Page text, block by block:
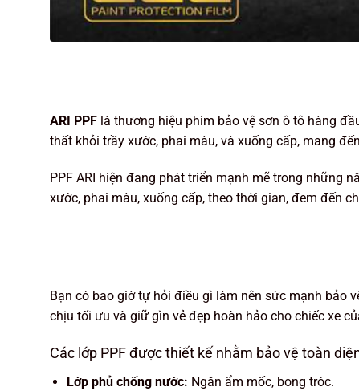
ARI PPF là thương hiệu phim bảo vệ sơn ô tô hàng
thất khỏi trầy xước, phai màu, và xuống cấp, mang
PPF ARI hiện đang phát triển mạnh mẽ trong những
xước, phai màu, xuống cấp, theo thời gian, đem đến
Bạn có bao giờ tự hỏi điều gì làm nên sức mạnh bảo
chịu tối ưu và giữ gìn vẻ đẹp hoàn hảo cho chiếc xe
Các lớp PPF được thiết kế nhằm bảo vệ toàn
Lớp phủ chống nước: Ngăn ẩm mốc, bong tróc.